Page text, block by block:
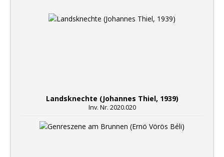
Landsknechte (Johannes Thiel, 1939)
Inv. Nr. 2020.020